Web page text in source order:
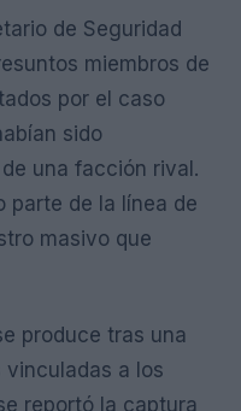
de Seguridad
miembros de
por el caso
sido
una facción rival.
parte de la línea de
masivo que
produce tras una
a los
reportó la captura